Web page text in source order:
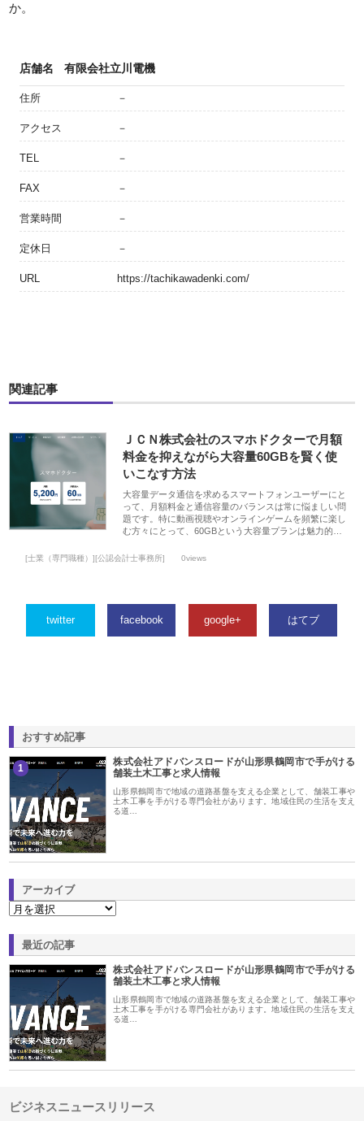
か。
店舗名 有限会社立川電機
住所 －
アクセス －
TEL －
FAX －
営業時間 －
定休日 －
URL https://tachikawadenki.com/
関連記事
ＪＣＮ株式会社のスマホドクターで月額
料金を抑えながら大容量60GBを賢く使
いこなす方法
大容量データ通信を求めるスマートフォンユーザーにと
って、月額料金と通信容量のバランスは常に悩ましい問
題です。特に動画視聴やオンラインゲームを頻繁に楽し
む方々にとって、60GBという大容量プランは魅力的…
[士業（専門職種）][公認会計士事務所] 0views
twitter facebook google+ はてブ
おすすめ記事
1
株式会社アドバンスロードが山形県鶴岡市で手がける
舗装土木工事と求人情報
山形県鶴岡市で地域の道路基盤を支える企業として、舗装工事や
土木工事を手がける専門会社があります。地域住民の生活を支え
る道…
アーカイブ
最近の記事
株式会社アドバンスロードが山形県鶴岡市で手がける
舗装土木工事と求人情報
山形県鶴岡市で地域の道路基盤を支える企業として、舗装工事や
土木工事を手がける専門会社があります。地域住民の生活を支え
る道…
ビジネスニュースリリース